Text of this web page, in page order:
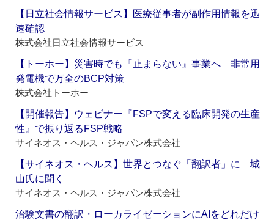
【日立社会情報サービス】医療従事者が副作用情報を迅
速確認
株式会社日立社会情報サービス
【トーホー】災害時でも『止まらない』事業へ 非常用
発電機で万全のBCP対策
株式会社トーホー
【開催報告】ウェビナー『FSPで変える臨床開発の生産
性』で振り返るFSP戦略
サイネオス・ヘルス・ジャパン株式会社
【サイネオス・ヘルス】世界とつなぐ「翻訳者」に 城
山氏に聞く
サイネオス・ヘルス・ジャパン株式会社
治験文書の翻訳・ローカライゼーションにAIをどれだけ